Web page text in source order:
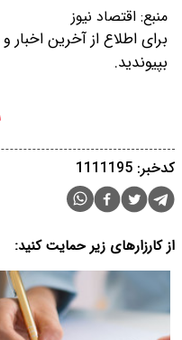
منبع: اقتصاد نیوز
برای اطلاع از آخرین
بپیوندید.
کدخبر: 1111195
از کارزارهای زیر حمایت کنید: